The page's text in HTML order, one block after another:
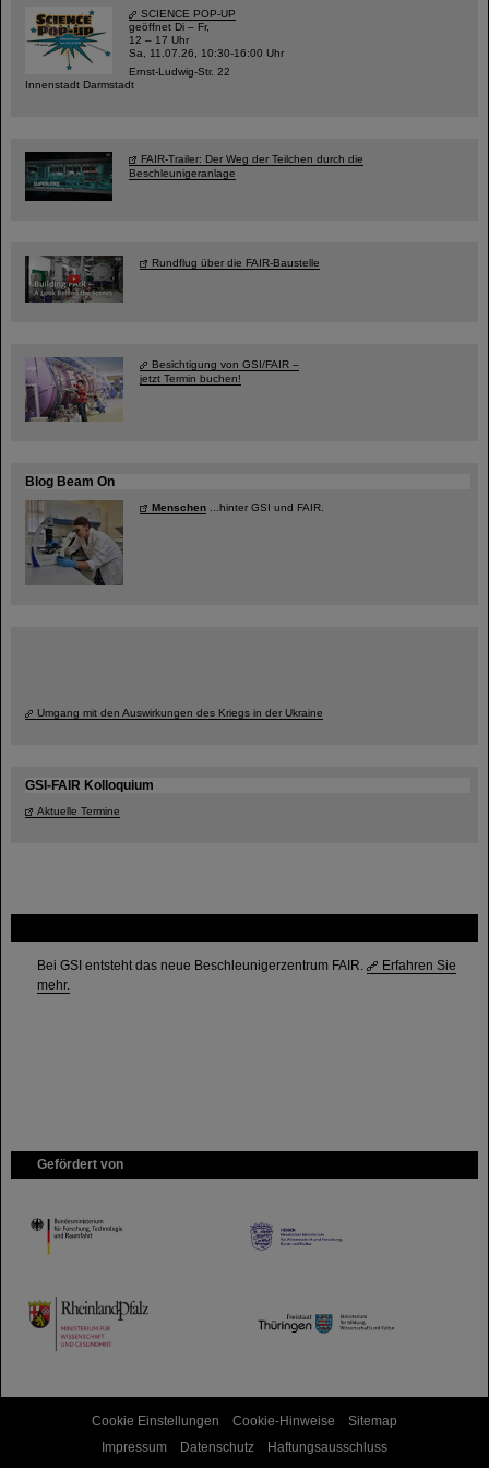
Bei GSI entsteht das neue Beschleunigerzentrum FAIR.
Erfahren Sie
mehr.
Gefördert von
HMWK
TMWWDG
SCIENCE POP-UP
geöffnet Di – Fr,
12 – 17 Uhr
Sa, 11.07.26, 10:30-16:00 Uhr
Ernst-Ludwig-Str. 22
Innenstadt Darmstadt
FAIR-Trailer: Der Weg der Teilchen durch die
Beschleunigeranlage
Rundflug über die FAIR-Baustelle
Besichtigung von GSI/FAIR –
jetzt Termin buchen!
Blog Beam On
Menschen ...hinter GSI und FAIR.
Umgang mit den Auswirkungen des Kriegs in der Ukraine
GSI-FAIR Kolloquium
Aktuelle Termine
Cookie Einstellungen Cookie-Hinweise
Sitemap
Impressum
Datenschutz
Haftungsausschluss